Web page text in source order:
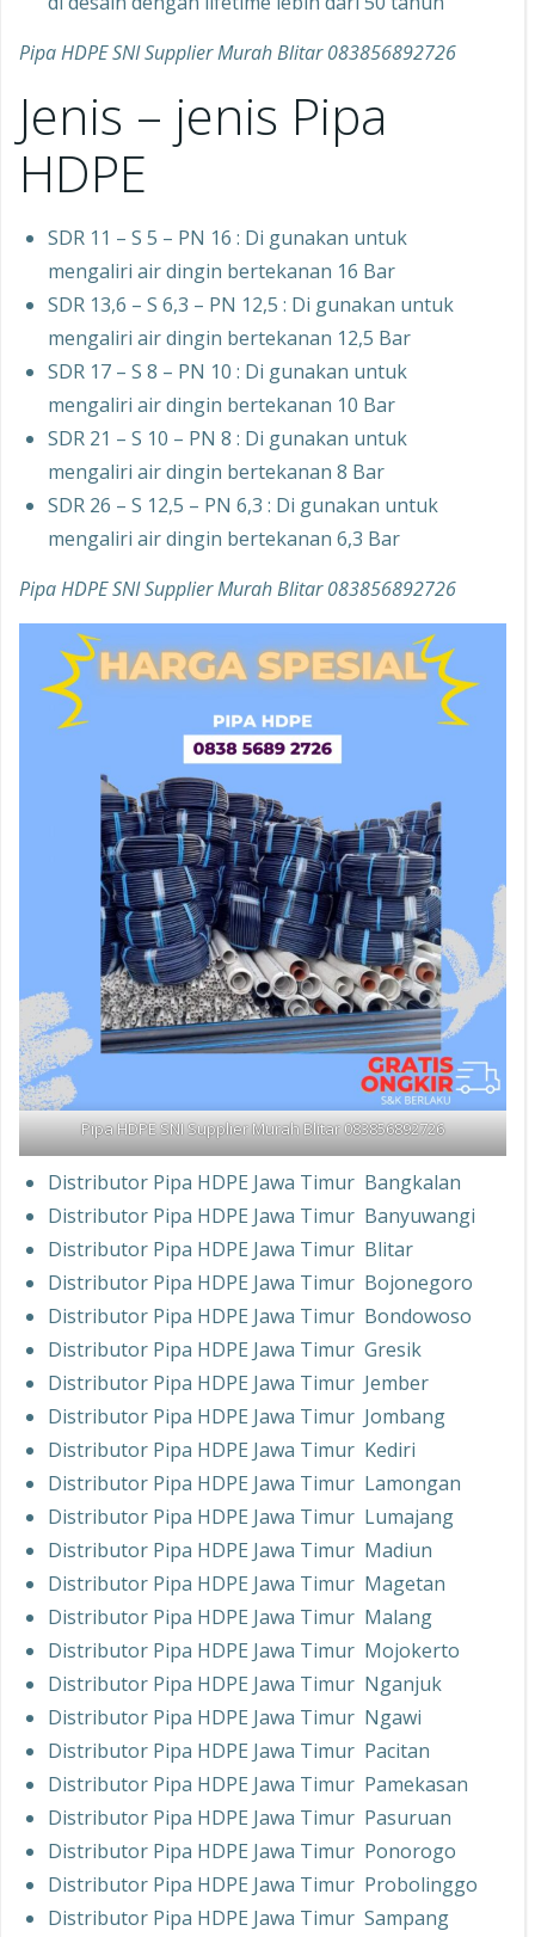
Pipa HDPE SNI Supplier Murah Blitar 083856892726
Jenis – jenis Pipa
HDPE
SDR 11 – S 5 – PN 16 : Di gunakan untuk
mengaliri air dingin bertekanan 16 Bar
SDR 13,6 – S 6,3 – PN 12,5 : Di gunakan untuk
mengaliri air dingin bertekanan 12,5 Bar
SDR 17 – S 8 – PN 10 : Di gunakan untuk
mengaliri air dingin bertekanan 10 Bar
SDR 21 – S 10 – PN 8 : Di gunakan untuk
mengaliri air dingin bertekanan 8 Bar
SDR 26 – S 12,5 – PN 6,3 : Di gunakan untuk
mengaliri air dingin bertekanan 6,3 Bar
Pipa HDPE SNI Supplier Murah Blitar 083856892726
Pipa HDPE SNI Supplier Murah Blitar 083856892726
Distributor Pipa HDPE Jawa Timur Bangkalan
Distributor Pipa HDPE Jawa Timur Banyuwangi
Distributor Pipa HDPE Jawa Timur Blitar
Distributor Pipa HDPE Jawa Timur Bojonegoro
Distributor Pipa HDPE Jawa Timur Bondowoso
Distributor Pipa HDPE Jawa Timur Gresik
Distributor Pipa HDPE Jawa Timur Jember
Distributor Pipa HDPE Jawa Timur Jombang
Distributor Pipa HDPE Jawa Timur Kediri
Distributor Pipa HDPE Jawa Timur Lamongan
Distributor Pipa HDPE Jawa Timur Lumajang
Distributor Pipa HDPE Jawa Timur Madiun
Distributor Pipa HDPE Jawa Timur Magetan
Distributor Pipa HDPE Jawa Timur Malang
Distributor Pipa HDPE Jawa Timur Mojokerto
Distributor Pipa HDPE Jawa Timur Nganjuk
Distributor Pipa HDPE Jawa Timur Ngawi
Distributor Pipa HDPE Jawa Timur Pacitan
Distributor Pipa HDPE Jawa Timur Pamekasan
Distributor Pipa HDPE Jawa Timur Pasuruan
Distributor Pipa HDPE Jawa Timur Ponorogo
Distributor Pipa HDPE Jawa Timur Probolinggo
Distributor Pipa HDPE Jawa Timur Sampang